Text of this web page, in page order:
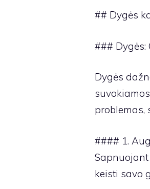
## Dygės
### Dygės:
Dygės
problemas,
#### 1.
keisti savo